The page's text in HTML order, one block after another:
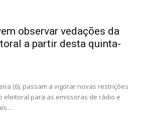
observar vedações da
a partir desta quinta-
(6), passam a vigorar novas restrições
eleitoral para as emissoras de rádio e